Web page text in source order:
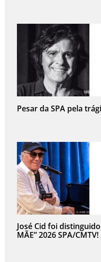
Pesar da SPA pela
José Cid foi
MÃE” 2026 SPA/CMTV!